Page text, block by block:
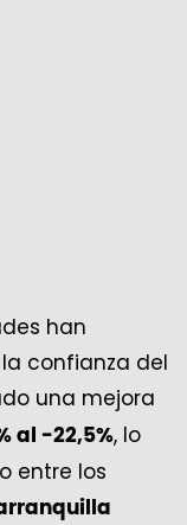
han
confianza del
una mejora
al -22,5%, lo
entre los